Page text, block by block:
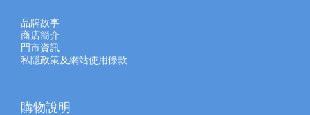
品牌故事
商店簡介
門市資訊
私隱政策及網站使用條款
購物說明